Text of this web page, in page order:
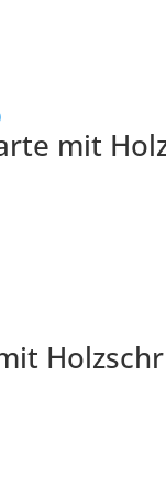
mit